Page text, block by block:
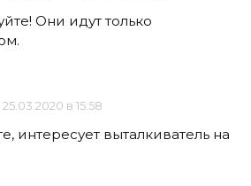
Они идут только
25.03.2020 в 15:58
интересует выталкиватель на